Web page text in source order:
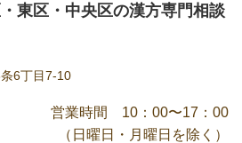
東区・中央区の漢方専門相談
6丁目7-10
営業時間 10：00〜17：00
（日曜日・月曜日を除く）